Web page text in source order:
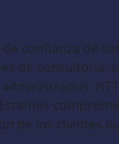
confianza de
de consultoría,
de los clientes